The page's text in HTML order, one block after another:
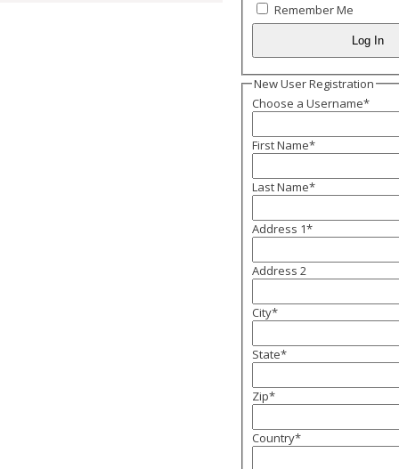
Remember Me
New User Registration
Choose a Username*
First Name*
Last Name*
Address 1*
Address 2
City*
State*
Zip*
Country*